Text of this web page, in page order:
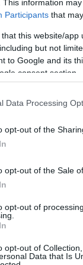
This information
Participants that
that this website/
but not
to Google and its
consent section.
Data Processing
opt-out of the
opt-out of the Sale
opt-out of
opt-out of
Data that Is
που
το
ως προτεινόμενη
Newsκαι